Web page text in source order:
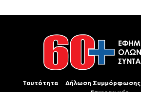
Ταυτότητα Δήλωση Συμμόρφωσης